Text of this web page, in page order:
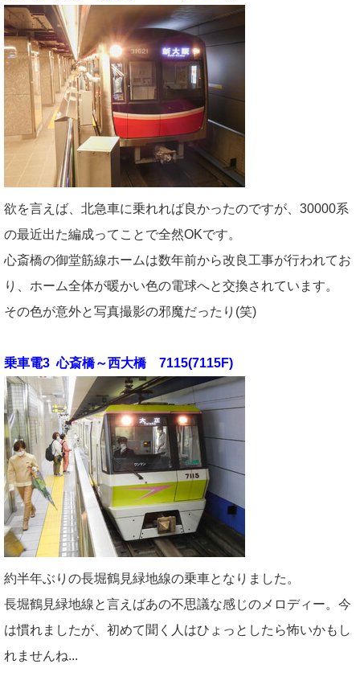
欲を言えば、北急車に乗れれば良かったのですが、30000系
の最近出た編成ってことで全然OKです。
心斎橋の御堂筋線ホームは数年前から改良工事が行われてお
り、ホーム全体が暖かい色の電球へと交換されています。
その色が意外と写真撮影の邪魔だったり(笑)
乗車電3 心斎橋～西大橋 7115(7115F)
約半年ぶりの長堀鶴見緑地線の乗車となりました。
長堀鶴見緑地線と言えばあの不思議な感じのメロディー。今
は慣れましたが、初めて聞く人はひょっとしたら怖いかもし
れませんね...